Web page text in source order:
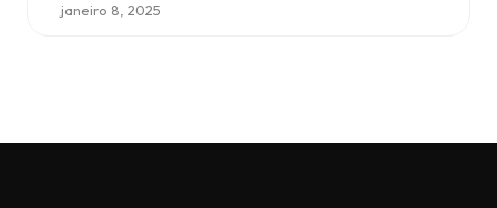
janeiro 8, 2025